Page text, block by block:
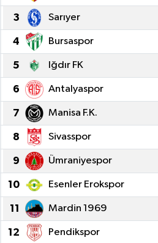
3 Sarıyer
4 Bursaspor
5 Iğdır FK
6 Antalyaspor
7 Manisa F.K.
8 Sivasspor
9 Ümraniyespor
10 Esenler Erokspor
11 Mardin 1969
12 Pendikspor